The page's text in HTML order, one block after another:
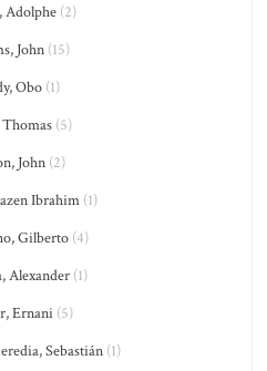
Adolphe(2)
John (15)
Obo (1)
(5)
John (2)
Ibrahim (1)
Gilberto (4)
Alexander(1)
Ernani (5)
Sebastián(1)